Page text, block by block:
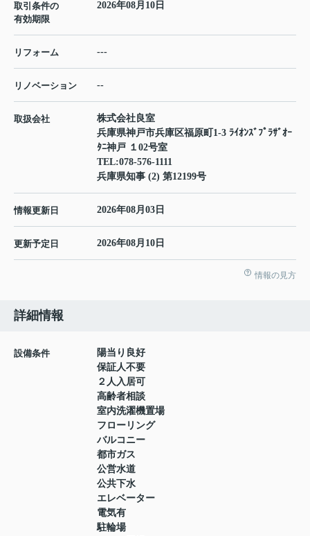
取引条件の
有効期限
2026年08月10日
リフォーム ---
リノベーション --
取扱会社
株式会社良室
兵庫県神戸市兵庫区福原町1-3 ﾗｲｵﾝｽﾞﾌﾟﾗｻﾞｵｰ
ﾀﾆ神戸 １02号室
TEL:078-576-1111
兵庫県知事 (2) 第12199号
情報更新日 2026年08月03日
更新予定日 2026年08月10日
情報の見方
詳細情報
設備条件
陽当り良好
保証人不要
２人入居可
高齢者相談
室内洗濯機置場
フローリング
バルコニー
都市ガス
公営水道
公共下水
エレベーター
電気有
駐輪場